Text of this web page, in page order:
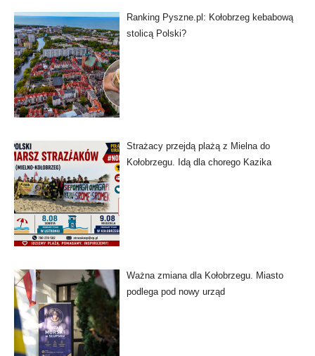
Ranking Pyszne.pl: Kołobrzeg kebabową
stolicą Polski?
Strażacy przejdą plażą z Mielna do
Kołobrzegu. Idą dla chorego Kazika
Ważna zmiana dla Kołobrzegu. Miasto
podlega pod nowy urząd